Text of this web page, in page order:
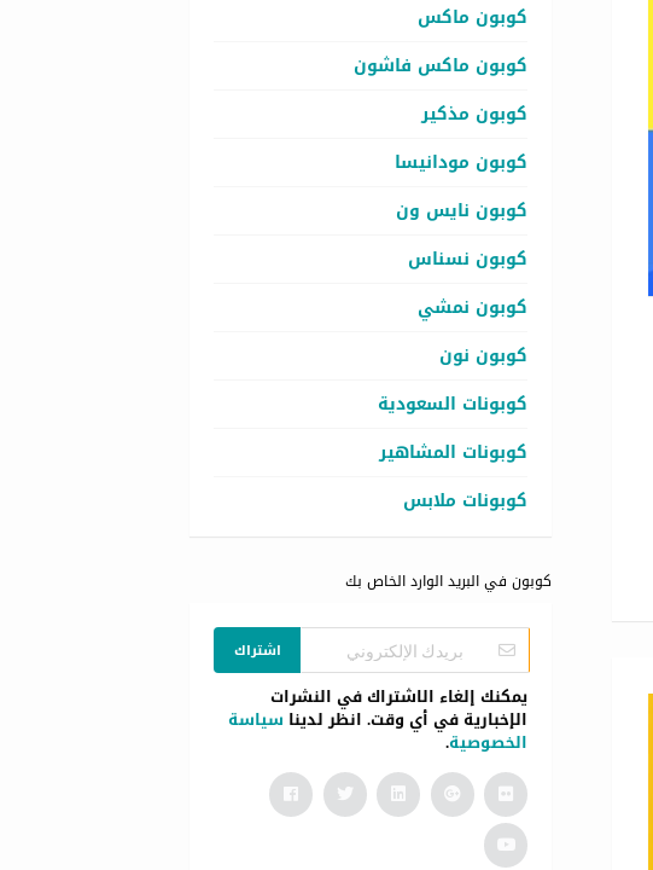
كوبون ماكس
كوبون ماكس فاشون
كوبون مذكير
كوبون مودانيسا
كوبون نايس ون
كوبون نسناس
كوبون نمشي
كوبون نون
كوبونات السعودية
كوبونات المشاهير
كوبونات ملابس
كوبون في البريد الوارد الخاص بك
اشتراك
يمكنك إلغاء الاشتراك في النشرات
الإخبارية في أي وقت. انظر لدينا سياسة
الخصوصية.